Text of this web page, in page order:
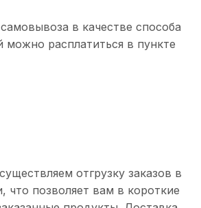
в качестве способа
можно расплатиться в пункте
отгрузку заказов в
что позволяет вам в короткие